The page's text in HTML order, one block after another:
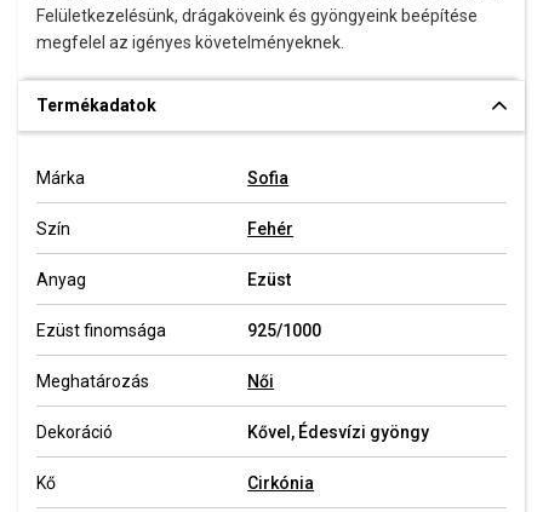
Felületkezelésünk, drágaköveink és gyöngyeink beépítése
megfelel az igényes követelményeknek.
Termékadatok
Márka Sofia
Szín Fehér
Anyag Ezüst
Ezüst finomsága 925/1000
Meghatározás Női
Dekoráció Kővel, Édesvízi gyöngy
Kő Cirkónia